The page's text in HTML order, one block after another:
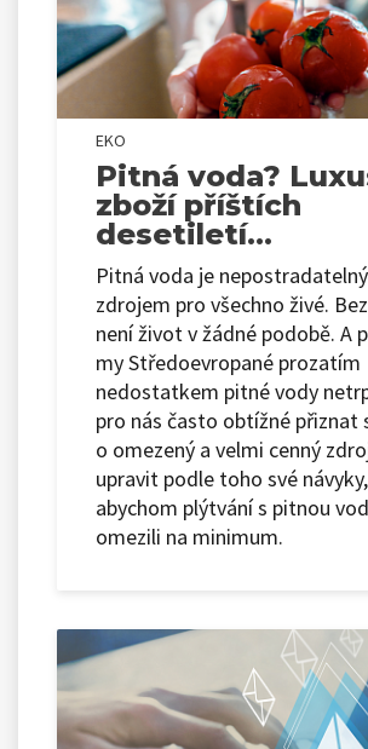
EKO
Pitná voda?
zboží příštích
desetiletí…
Pitná voda je
zdrojem pro všechno živé.
není život v žádné podobě. A
my Středoevropané prozatím
nedostatkem pitné vody
pro nás často obtížné přiznat
o omezený a velmi cenný
upravit podle toho své návyky,
abychom plýtvání s pitnou
omezili na minimum.